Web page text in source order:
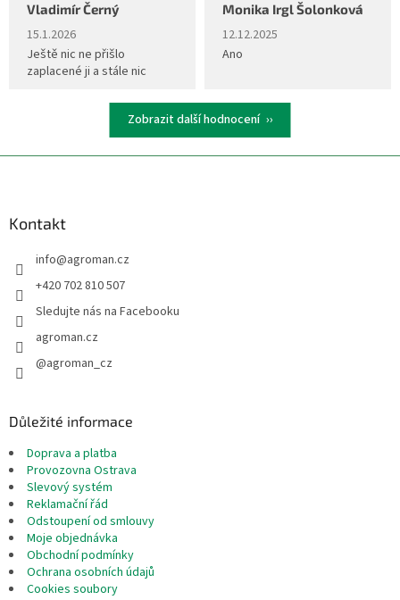
Vladimír Černý
Hodnocení obchodu je 5 z 5 hvězdiček.
15.1.2026
Ještě nic ne přišlo
zaplacené ji a stále nic
Monika Irgl Šolonková
Hodnocení obchodu je 5 z 5
12.12.2025
Ano
Zobrazit další hodnocení
Kontakt
info@agroman.cz
+420 702 810 507
Sledujte nás na Facebooku
agroman.cz
@agroman_cz
Důležité informace
Doprava a platba
Provozovna Ostrava
Slevový systém
Reklamační řád
Odstoupení od smlouvy
Moje objednávka
Obchodní podmínky
Ochrana osobních údajů
Cookies soubory